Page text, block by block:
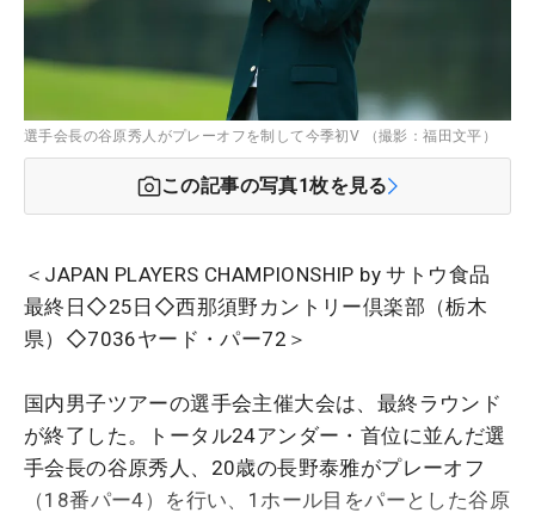
選手会長の谷原秀人がプレーオフを制して今季初V （撮影：福田文平）
この記事の写真1枚を見る
＜JAPAN PLAYERS CHAMPIONSHIP by サトウ食品
最終日◇25日◇西那須野カントリー倶楽部（栃木
県）◇7036ヤード・パー72＞
国内男子ツアーの選手会主催大会は、最終ラウンド
が終了した。トータル24アンダー・首位に並んだ選
手会長の谷原秀人、20歳の長野泰雅がプレーオフ
（18番パー4）を行い、1ホール目をパーとした谷原